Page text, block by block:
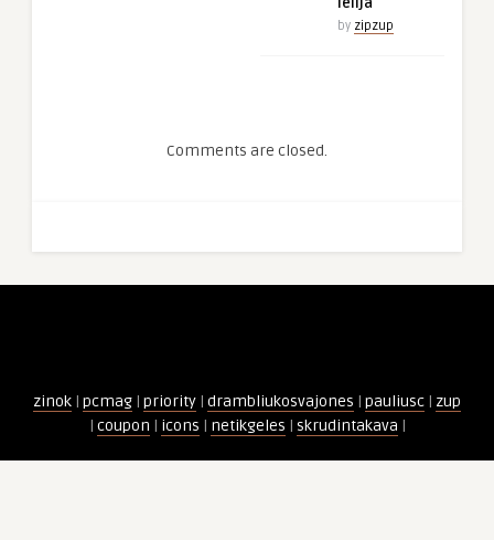
by zipzup
Comments are closed.
zinok | pcmag | priority | drambliukosvajones | pauliusc | zup
| coupon | icons | netikgeles | skrudintakava |